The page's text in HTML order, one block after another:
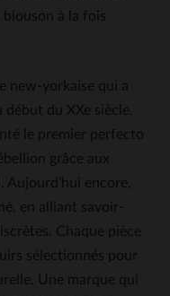
à la fois
new-yorkaise qui a
du XXe siècle.
le premier perfecto
grâce aux
encore,
en alliant savoir-
Chaque pièce
sélectionnés pour
Une marque qui